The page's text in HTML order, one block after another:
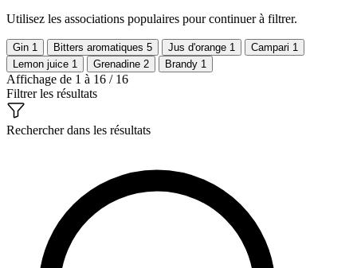
Utilisez les associations populaires pour continuer à filtrer.
Gin 1 Bitters aromatiques 5 Jus d'orange 1 Campari 1
Lemon juice 1 Grenadine 2 Brandy 1
Affichage de 1 à 16 / 16
Filtrer les résultats
Rechercher dans les résultats